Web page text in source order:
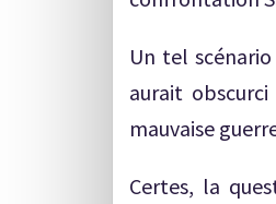
Un tel
aurait obscurci
mauvaise
Certes, la